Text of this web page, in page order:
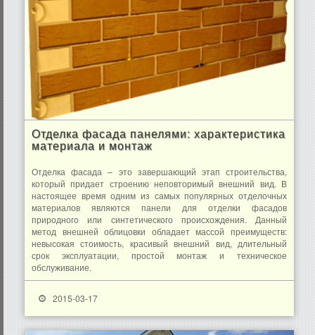
Отделка фасада панелями: характеристика
материала и монтаж
Отделка фасада – это завершающий этап строительства,
который придает строению неповторимый внешний вид. В
настоящее время одним из самых популярных отделочных
материалов являются панели для отделки фасадов
природного или синтетического происхождения. Данный
метод внешней облицовки обладает массой преимуществ:
невысокая стоимость, красивый внешний вид, длительный
срок эксплуатации, простой монтаж и техническое
обслуживание.
2015-03-17